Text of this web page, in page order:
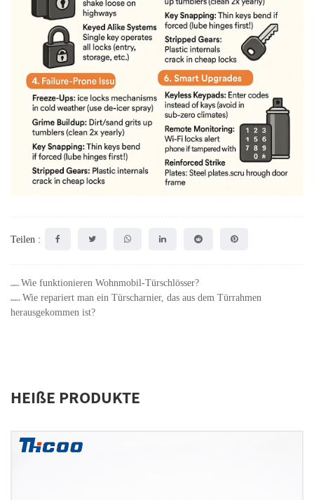
Teilen :
ZURÜCK： Wie funktionieren Wohnmobil-Türschlösser?
NÄCHSTE： Wie repariert man ein Türscharnier, das aus dem Türrahmen
herausgekommen ist?
HEIßE PRODUKTE